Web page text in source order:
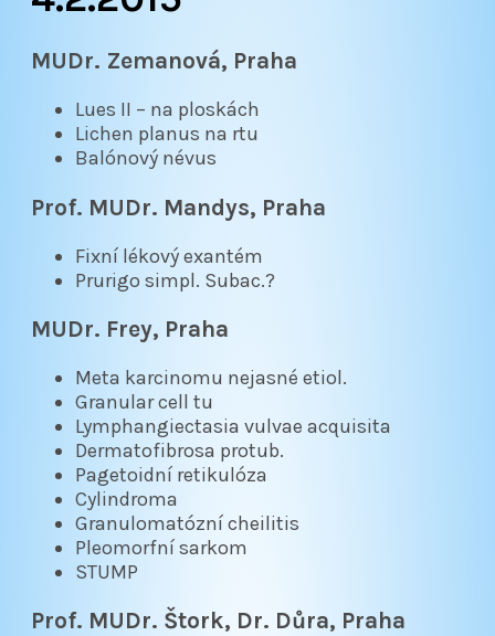
MUDr. Zemanová, Praha
Lues II – na ploskách
Lichen planus na rtu
Balónový névus
Prof. MUDr. Mandys, Praha
Fixní lékový exantém
Prurigo simpl. Subac.?
MUDr. Frey, Praha
Meta karcinomu nejasné etiol.
Granular cell tu
Lymphangiectasia vulvae acquisita
Dermatofibrosa protub.
Pagetoidní retikulóza
Cylindroma
Granulomatózní cheilitis
Pleomorfní sarkom
STUMP
Prof. MUDr. Štork, Dr. Důra, Praha